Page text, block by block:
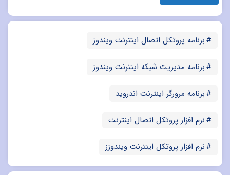
برنامه پروتکل اتصال اینترنت ویندوز
برنامه مدیریت شبکه اینترنت ویندوز
برنامه مرورگر اینترنت اندروید
نرم افزار پروتکل اتصال اینترنت
نرم افزار پروتکل اینترنت ویندوزز